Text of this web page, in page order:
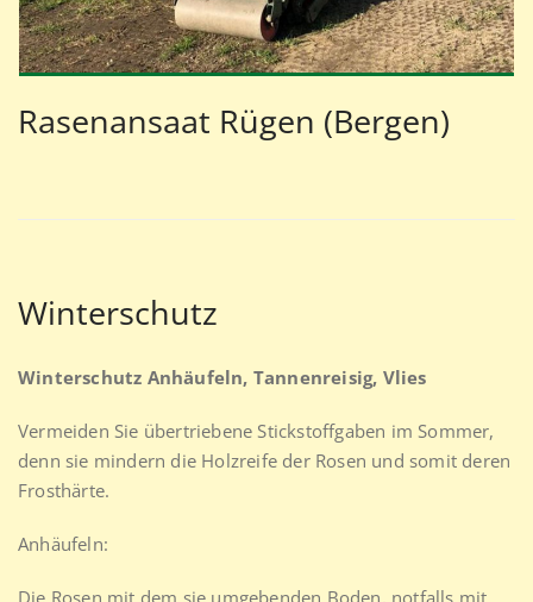
Rasenansaat Rügen (Bergen)
Winterschutz
Winterschutz Anhäufeln, Tannenreisig, Vlies
Vermeiden Sie übertriebene Stickstoffgaben im Sommer,
denn sie mindern die Holzreife der Rosen und somit deren
Frosthärte.
Anhäufeln: